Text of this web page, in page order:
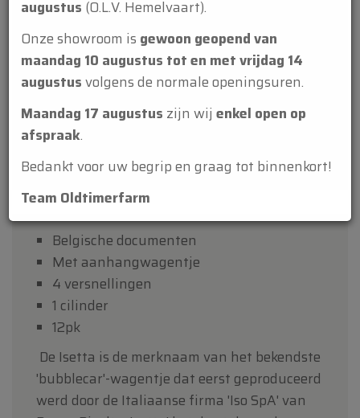
99321
Cilinderinhoud
247
Versnellingen
manueel
Stuur
links gestuurd
Belgische documenten
Met aanhangwagentje
4 versnellingen
1 cilinder
12pk
De Isetta is de merknaam van het bekendste
'bubblecar'-wagentje dat eerst geproduceerd
werd door de Italiaanse firma 'Iso SpA' van
Oldtimerfarm zalgesloten zijn op zaterdag 15
augustus(O.L.V. Hemelvaart).
Onze showroom isgewoon geopend van
maandag 10 augustus tot en met vrijdag 14
augustus volgens de normale openingsuren.
Maandag 17 augustus
afspraak.
Bedankt voor uw begrip en graag tot binnenkort!
Team Oldtimerfarm